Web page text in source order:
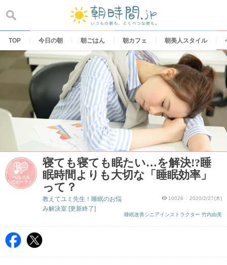
content
TOP 今日の朝 朝ごはん 朝カフェ 朝美人スタイル
寝ても寝ても眠たい…を解決!?睡
眠時間よりも大切な「睡眠効率」
って？
10028 2020/2/27(木)
睡眠改善シニアインストラクター 竹内由美
教えてユミ先生！睡眠のお悩
み解決室 [更新終了]